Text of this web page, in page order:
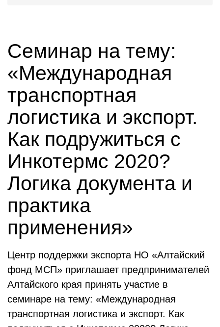
Семинар на тему:
«Международная
транспортная
логистика и экспорт.
Как подружиться с
Инкотермс 2020?
Логика документа и
практика
применения»
Центр поддержки экспорта НО «Алтайский
фонд МСП» приглашает предпринимателей
Алтайского края принять участие в
семинаре на тему: «Международная
транспортная логистика и экспорт. Как